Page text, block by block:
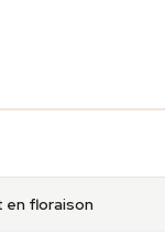
floraison